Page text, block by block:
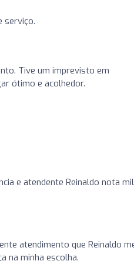
serviço.
Tive um imprevisto em
ótimo e acolhedor.
e atendente Reinaldo nota
atendimento que Reinaldo
na minha escolha.